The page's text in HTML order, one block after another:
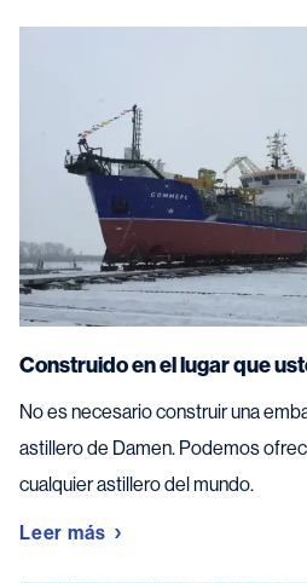
Construido en el lugar que
No es necesario construir una
astillero de Damen. Podemos
cualquier astillero del mundo.
Leer más